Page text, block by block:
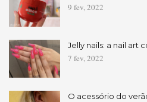
9 fev, 2022
Jelly nails: a nail art
7 fev, 2022
O acessório do